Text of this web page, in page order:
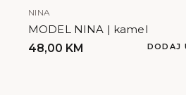
NINA
MODEL NINA | kamel
48,00 KM DODAJ